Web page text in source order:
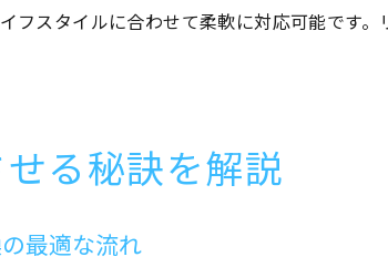
フスタイルに合わせて柔軟に対応可能です
る秘訣を解説
最適な流れ